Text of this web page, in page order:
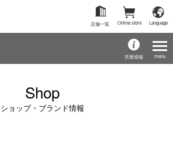
Language
Online store
店舗一覧
営業情報
Shop
ショップ・ブランド情報
menu